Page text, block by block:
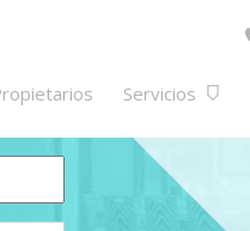
Servicios